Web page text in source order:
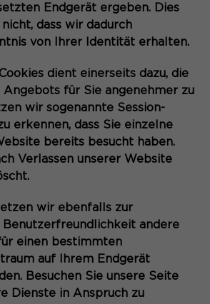
Endgerät ergeben. Dies
dass wir dadurch
von Ihrer Identität erhalten.
dient einerseits dazu, die
Angebots für Sie angenehmer zu
wir sogenannte Session-
erkennen, dass Sie einzelne
bereits besucht haben.
Verlassen unserer Website
wir ebenfalls zur
andere
einen bestimmten
auf Ihrem Endgerät
Besuchen Sie unsere Seite
Dienste in Anspruch zu